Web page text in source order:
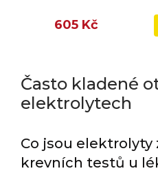
605 Kč
Často kladené
elektrolytech
Co jsou elektrolyty
krevních testů u